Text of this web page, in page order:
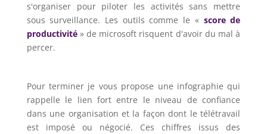
s'organiser pour piloter les activités sans mettre
sous surveillance. Les outils comme le « score de
productivité» de microsoft risquent d'avoir du mal à
percer.
Pour terminer je vous propose une infographie qui
rappelle le lien fort entre le niveau de confiance
dans une organisation et la façon dont le télétravail
est imposé ou négocié. Ces chiffres issus des